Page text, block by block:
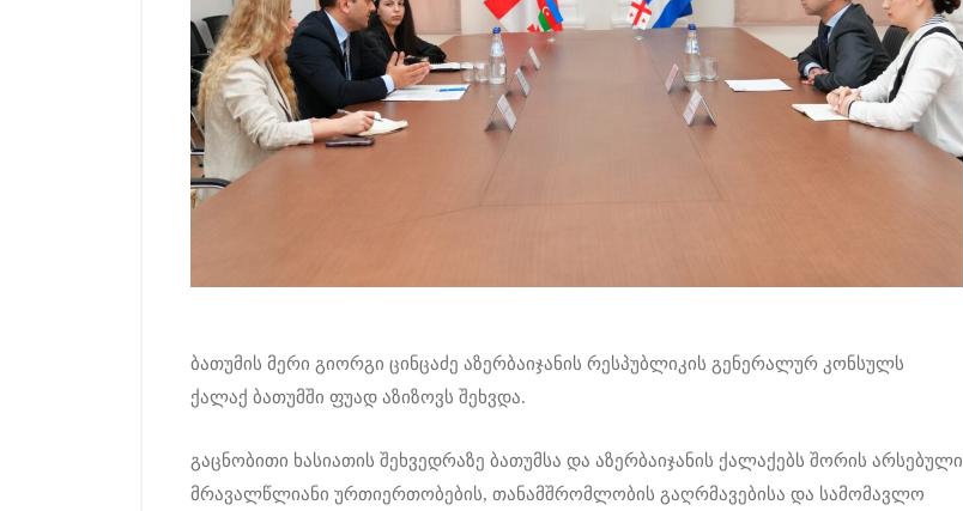
ბათუმის მერი გიორგი ცინცაძე აზერბაიჯანის რესპუბლიკის გენერალურ კონსულს
ქალაქ ბათუმში ფუად აზიზოვს შეხვდა.
გაცნობითი ხასიათის შეხვედრაზე ბათუმსა და აზერბაიჯანის ქალაქებს შორის არსებული
მრავალწლიანი ურთიერთობების, თანამშრომლობის გაღრმავებისა და სამომავლო